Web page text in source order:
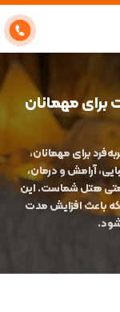
برای مهمانان
برای مهمانان،
آرامش و درمان،
هتل شماست. این
باعث افزایش مدت